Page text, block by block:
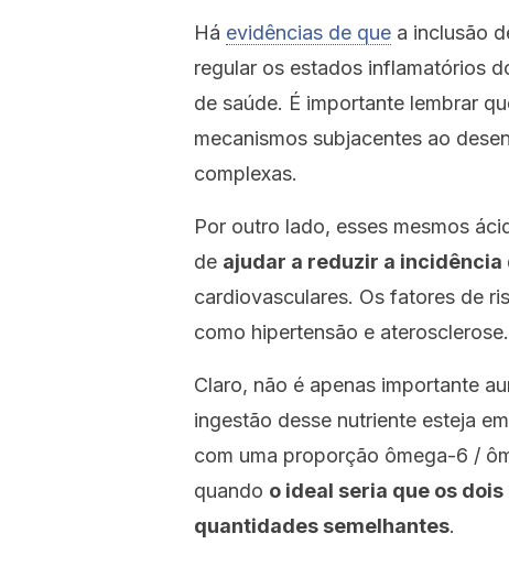
Há evidências de que a inclusão
regular os estados inflamatórios
de saúde. É importante lembrar
mecanismos subjacentes ao
complexas.
Por outro lado, esses mesmos
de ajudar a reduzir a
cardiovasculares. Os fatores de
como hipertensão e aterosclerose.
Claro, não é apenas importante
ingestão desse nutriente esteja
com uma proporção ômega-6 /
quando o ideal seria que os
quantidades semelhantes.